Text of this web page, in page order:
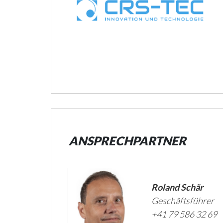
ANSPRECHPARTNER
Roland Schär
Geschäftsführer
+41 79 586 32 69